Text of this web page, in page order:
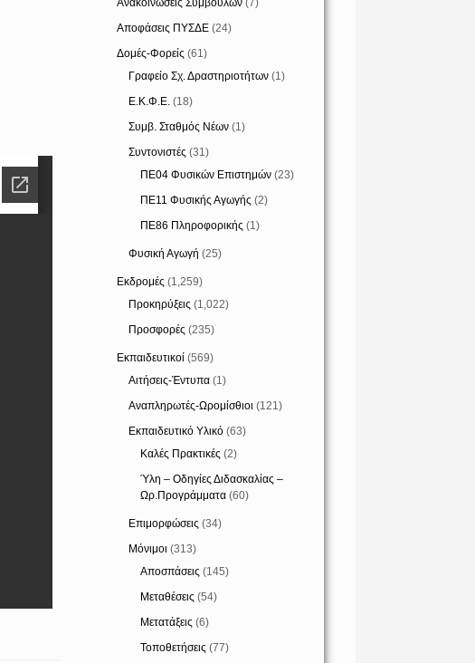
Ανακοινώσεις Συμβούλων (7)
Αποφάσεις ΠΥΣΔΕ (24)
Δομές-Φορείς (61)
Γραφείο Σχ. Δραστηριοτήτων (1)
Ε.Κ.Φ.Ε. (18)
Συμβ. Σταθμός Νέων (1)
Συντονιστές (31)
ΠΕ04 Φυσικών Επιστημών (23)
ΠΕ11 Φυσικής Αγωγής (2)
ΠΕ86 Πληροφορικής (1)
Φυσική Αγωγή (25)
Εκδρομές (1,259)
Προκηρύξεις (1,022)
Προσφορές (235)
Εκπαιδευτικοί (569)
Αιτήσεις-Έντυπα (1)
Αναπληρωτές-Ωρομίσθιοι (121)
Εκπαιδευτικό Υλικό (63)
Καλές Πρακτικές (2)
Ύλη – Οδηγίες Διδασκαλίας –
Ωρ.Προγράμματα (60)
Επιμορφώσεις (34)
Μόνιμοι (313)
Αποσπάσεις (145)
Μεταθέσεις (54)
Μετατάξεις (6)
Τοποθετήσεις (77)